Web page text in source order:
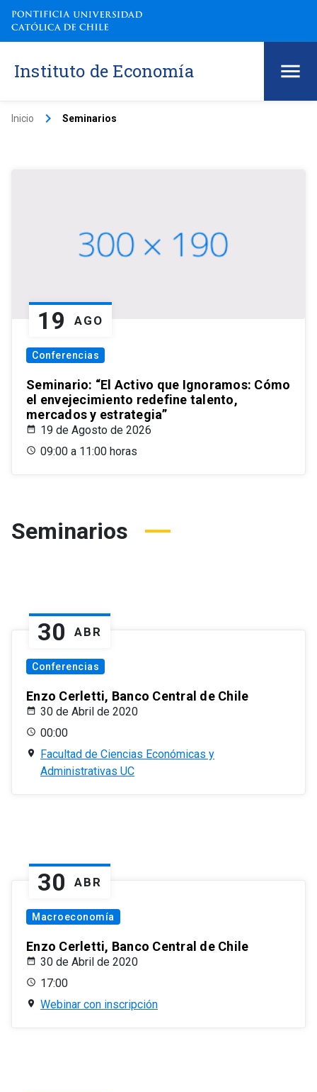
Instituto de Economía
Inicio keyboard_arrow_right Seminarios
19 AGO
Conferencias
Seminario: “El Activo que Ignoramos: Cómo
el envejecimiento redefine talento,
mercados y estrategia”
19 de Agosto de 2026
09:00 a 11:00 horas
Seminarios
30 ABR
Conferencias
Enzo Cerletti, Banco Central de Chile
30 de Abril de 2020
00:00
Facultad de Ciencias Económicas y
Administrativas UC
30 ABR
Macroeconomía
Enzo Cerletti, Banco Central de Chile
30 de Abril de 2020
17:00
Webinar con inscripción